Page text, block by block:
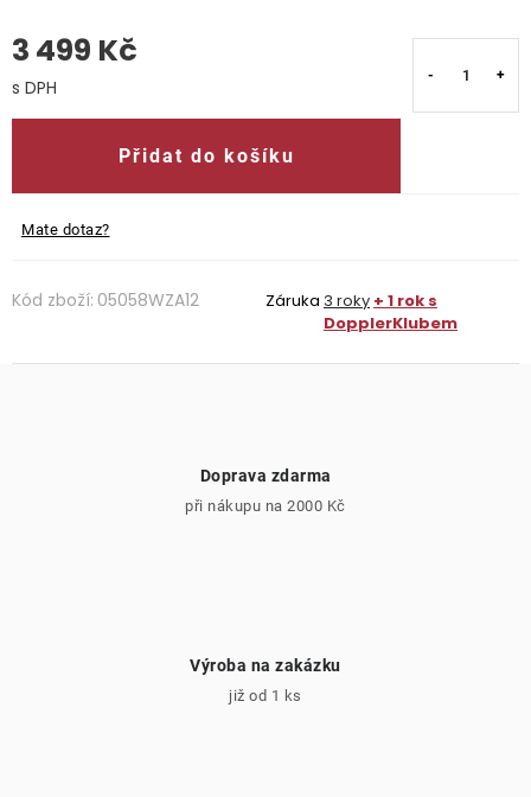
3 499 Kč
Přidat do košíku
Mate dotaz?
Kód zboží: 05058WZA12 Záruka 3 roky + 1 rok s
DopplerKlubem
Doprava zdarma
při nákupu na 2000 Kč
Výroba na zakázku
již od 1 ks